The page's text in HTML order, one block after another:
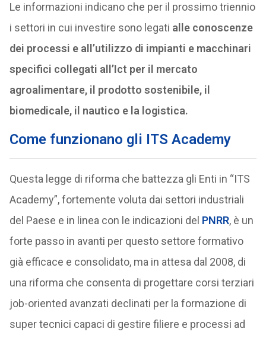
Le informazioni indicano che per il prossimo triennio
i settori in cui investire sono legati alle conoscenze
dei processi e all’utilizzo di impianti e macchinari
specifici collegati all’Ict per il mercato
agroalimentare, il prodotto sostenibile, il
biomedicale, il nautico e la logistica.
Come funzionano gli ITS Academy
Questa legge di riforma che battezza gli Enti in “ITS
Academy”, fortemente voluta dai settori industriali
del Paese e in linea con le indicazioni del PNRR, è un
forte passo in avanti per questo settore formativo
già efficace e consolidato, ma in attesa dal 2008, di
una riforma che consenta di progettare corsi terziari
job-oriented avanzati declinati per la formazione di
super tecnici capaci di gestire filiere e processi ad